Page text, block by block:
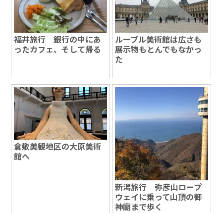
福井旅行 銀行の中にあ
ったカフェ、そして帰る
ルーブル美術館は広さも
展示物もとんでもなかっ
た
倉敷美観地区の大原美術
館へ
新潟旅行 弥彦山ロープ
ウェイに乗って山頂の御
神廟まで歩く